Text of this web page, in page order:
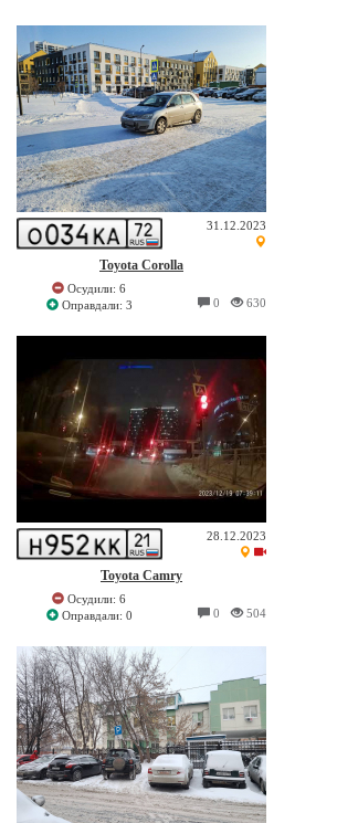
31.12.2023
Toyota Corolla
Осудили: 6
Оправдали: 3
630
0
28.12.2023
Toyota Camry
Осудили: 6
Оправдали: 0
504
0